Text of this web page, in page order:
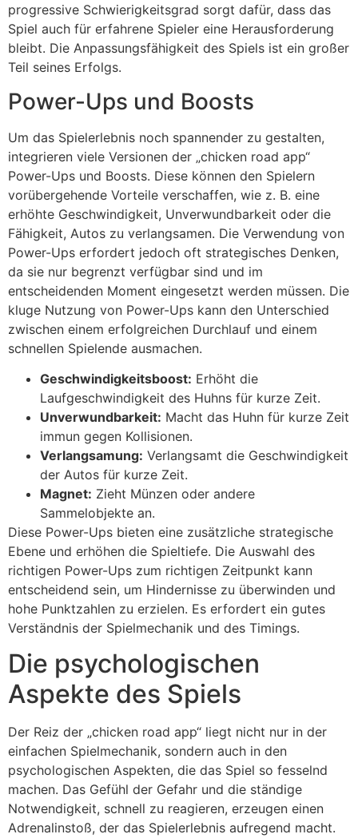
progressive Schwierigkeitsgrad sorgt dafür, dass das
Spiel auch für erfahrene Spieler eine Herausforderung
bleibt. Die Anpassungsfähigkeit des Spiels ist ein großer
Teil seines Erfolgs.
Power-Ups und Boosts
Um das Spielerlebnis noch spannender zu gestalten,
integrieren viele Versionen der „chicken road app“
Power-Ups und Boosts. Diese können den Spielern
vorübergehende Vorteile verschaffen, wie z. B. eine
erhöhte Geschwindigkeit, Unverwundbarkeit oder die
Fähigkeit, Autos zu verlangsamen. Die Verwendung von
Power-Ups erfordert jedoch oft strategisches Denken,
da sie nur begrenzt verfügbar sind und im
entscheidenden Moment eingesetzt werden müssen. Die
kluge Nutzung von Power-Ups kann den Unterschied
zwischen einem erfolgreichen Durchlauf und einem
schnellen Spielende ausmachen.
Geschwindigkeitsboost: Erhöht die
Laufgeschwindigkeit des Huhns für kurze Zeit.
Unverwundbarkeit: Macht das Huhn für kurze Zeit
immun gegen Kollisionen.
Verlangsamung: Verlangsamt die Geschwindigkeit
der Autos für kurze Zeit.
Magnet: Zieht Münzen oder andere
Sammelobjekte an.
Diese Power-Ups bieten eine zusätzliche strategische
Ebene und erhöhen die Spieltiefe. Die Auswahl des
richtigen Power-Ups zum richtigen Zeitpunkt kann
entscheidend sein, um Hindernisse zu überwinden und
hohe Punktzahlen zu erzielen. Es erfordert ein gutes
Verständnis der Spielmechanik und des Timings.
Die psychologischen
Aspekte des Spiels
Der Reiz der „chicken road app“ liegt nicht nur in der
einfachen Spielmechanik, sondern auch in den
psychologischen Aspekten, die das Spiel so fesselnd
machen. Das Gefühl der Gefahr und die ständige
Notwendigkeit, schnell zu reagieren, erzeugen einen
Adrenalinstoß, der das Spielerlebnis aufregend macht.